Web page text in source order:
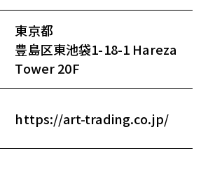
東京都
豊島区東池袋1-18-1 Hareza
Tower 20F
https://art-trading.co.jp/